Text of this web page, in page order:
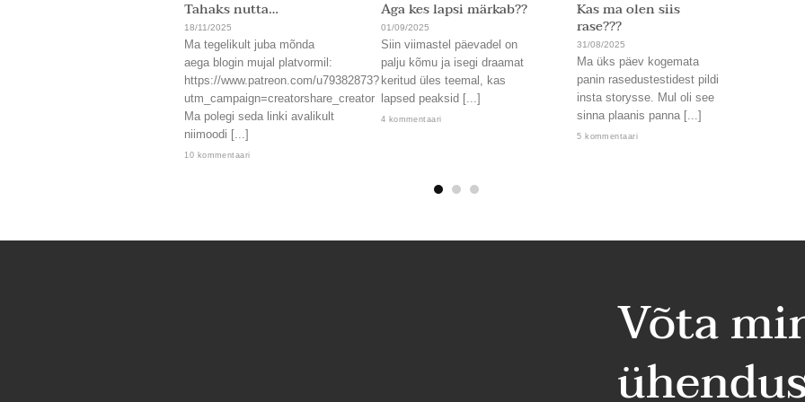
Tahaks nutta…
18/11/2025
Ma tegelikult juba mõnda
aega blogin mujal platvormil:
https://www.patreon.com/u79382873?
utm_campaign=creatorshare_creator
Ma polegi seda linki avalikult
niimoodi [...]
10 kommentaari
Aga kes lapsi märkab??
01/09/2025
Siin viimastel päevadel on
palju kõmu ja isegi draamat
keritud üles teemal, kas
lapsed peaksid [...]
4 kommentaari
Kas ma olen siis
rase???
31/08/2025
Ma üks päev kogemata
panin rasedustestidest pildi
insta storysse. Mul oli see
sinna plaanis panna [...]
5 kommentaari
Võta